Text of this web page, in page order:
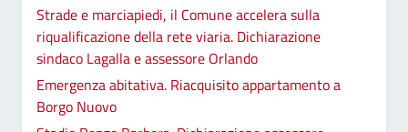
Strade e marciapiedi, il Comune accelera sulla
riqualificazione della rete viaria. Dichiarazione
sindaco Lagalla e assessore Orlando
Emergenza abitativa. Riacquisito appartamento a
Borgo Nuovo